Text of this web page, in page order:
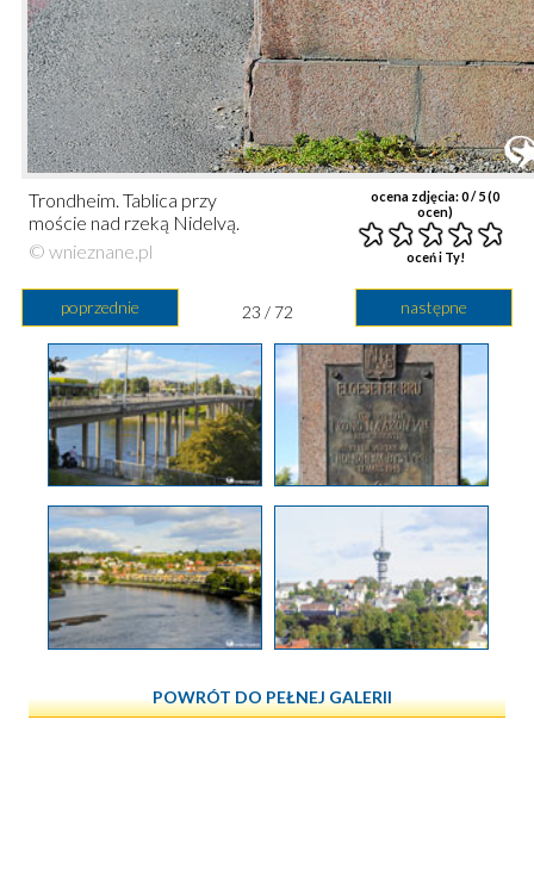
ocena zdjęcia:0/ 5 (0
ocen)
oceń i Ty!
Trondheim. Tablica przy
moście nad rzeką Nidelvą.
© wnieznane.pl
poprzednie następne
23 / 72
POWRÓT DO PEŁNEJ GALERII